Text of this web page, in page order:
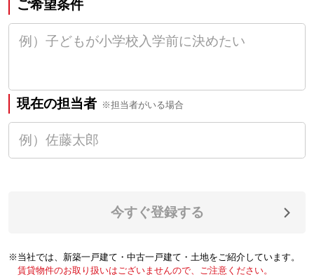
ご希望条件
現在の担当者 ※担当者がいる場合
今すぐ登録する
※当社では、新築一戸建て・中古一戸建て・土地をご紹介しています。
賃貸物件のお取り扱いはございませんので、ご注意ください。